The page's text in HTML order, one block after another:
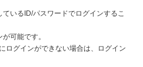
いるID/パスワードでログインするこ
可能です。
ログインができない場合は、ログイン